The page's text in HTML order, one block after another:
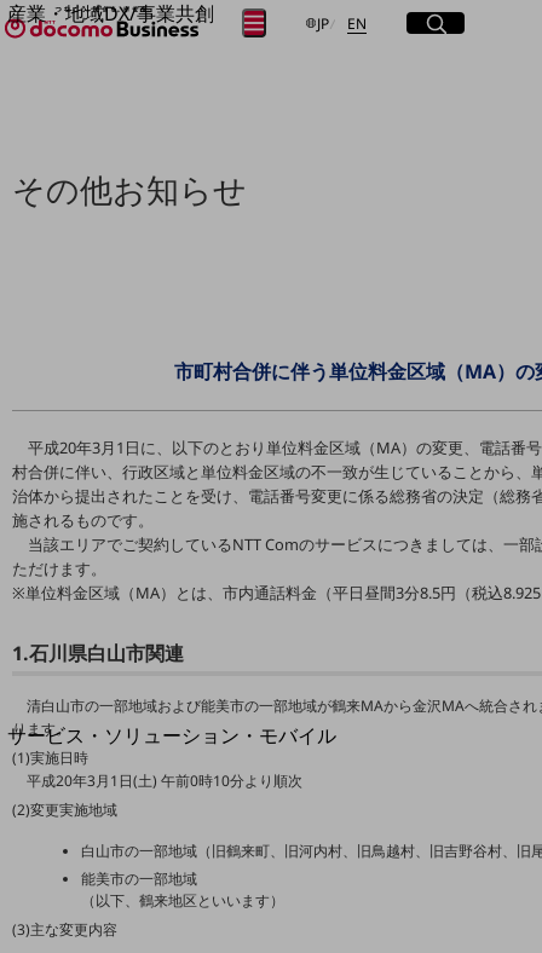
産業・地域DX/事業共創
OPEN HUB for Plural Futures
記事コンテンツ
プレイヤー(カタリスト/パートナー企業)
事例
Smart Mobility
Smart Worksite
生成AI(Generative AI)
地域の取り組み
地域社会を支える皆さまと地域課題の解決や
地域経済のさらなる活性化に取り組みます
自治体・地域社会との共創
LGPF(Local Government Platform)
別ウィンドウで開きます
サービス・ソリューション・モバイル
サービス・ソリューションTOP
DXに関する課題を解決する
カテゴリーで探す
カテゴリーで探すTOP
ネットワーク・モバイル
JP日本語
EN Englishサイト内検索
開く
メニュー
開く
その他お知らせ
市町村合併に伴う単位料金区域（MA）
平成20年3月1日に、以下のとおり単位料金区域（MA）の変更、電話番
村合併に伴い、行政区域と単位料金区域の不一致が生じていることから
治体から提出されたことを受け、電話番号変更に係る総務省の決定（総務
施されるものです。
当該エリアでご契約しているNTT Comのサービスにつきましては、一
ただけます。
※単位料金区域（MA）とは、市内通話料金（平日昼間3分8.5円（税込
1.石川県白山市関連
清白山市の一部地域および能美市の一部地域が鶴来MAから金沢MAへ統合さ
ります。
(1)実施日時
平成20年3月1日(土) 午前0時10分より順次
(2)変更実施地域
白山市の一部地域（旧鶴来町、旧河内村、旧鳥越村、旧吉野谷村、旧
能美市の一部地域
（以下、鶴来地区といいます）
(3)主な変更内容